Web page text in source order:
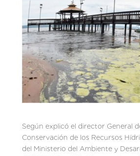
Según explicó el director General
Conservación de los Recursos
del Ministerio del Ambiente y